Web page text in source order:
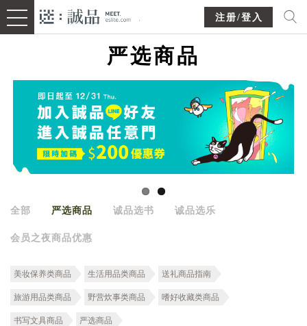
注册/登入
严选商品
全部 严选商品 诚品选书 诚品选乐
会员之夜商品优惠
美妆保养类商品 生活用品类商品 送礼商品指南
旅游用品类商品 野营炊事类商品 嗜好收藏类商品
书写文具商品 严选商品